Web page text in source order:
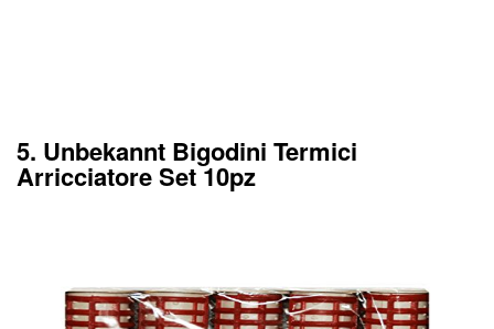
5. Unbekannt Bigodini Termici
Arricciatore Set 10pz